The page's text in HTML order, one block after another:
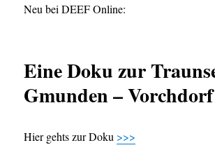
Neu bei DEEF Online:
Eine Doku zur
Gmunden – Vorchdorf
Hier gehts zur Doku >>>